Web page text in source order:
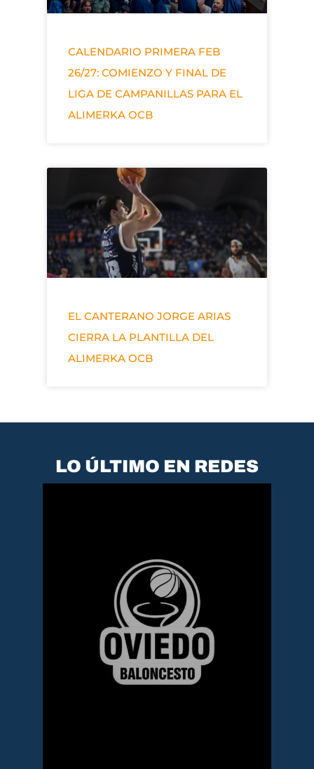
CALENDARIO PRIMERA FEB
26/27: COMIENZO Y FINAL DE
LIGA DE CAMPANILLAS PARA EL
ALIMERKA OCB
EL CANTERANO JORGE ARIAS
CIERRA LA PLANTILLA DEL
ALIMERKA OCB
LO ÚLTIMO EN REDES